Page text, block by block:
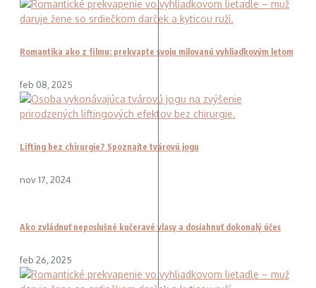
Romantika ako z filmu: prekvapte svoju milovanú vyhliadkovým letom
feb 08, 2025
Lifting bez chirurgie? Spoznajte tvárovú jogu
nov 17, 2024
Ako zvládnuť neposlušné kučeravé vlasy a dosiahnuť dokonalý účes
feb 26, 2025